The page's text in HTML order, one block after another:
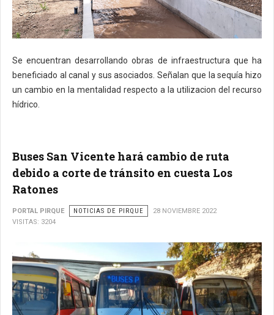
Se encuentran desarrollando obras de infraestructura que ha
beneficiado al canal y sus asociados. Señalan que la sequía hizo
un cambio en la mentalidad respecto a la utilizacion del recurso
hídrico.
Buses San Vicente hará cambio de ruta
debido a corte de tránsito en cuesta Los
Ratones
PORTAL PIRQUE NOTICIAS DE PIRQUE
28 NOVIEMBRE 2022
VISITAS: 3204